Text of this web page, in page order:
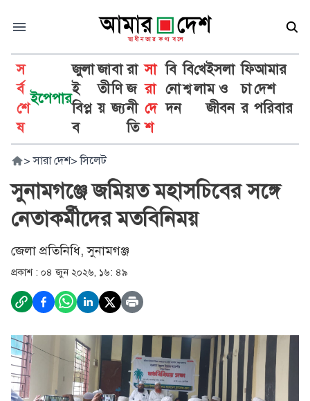
স
র্ব
শে
ষ
ইপেপার
জুলা
ই
বিপ্ল
ব
জা
তী
য়
বা
ণি
জ্য
রা
জ
নী
তি
সা
রা
দে
শ
বি
নো
দন
বি
শ্ব
খে
লা
ইসলা
ম ও
জীবন
ফি
চা
র
আমার
দেশ
পরিবার
> সারা দেশ> সিলেট
সুনামগঞ্জে জমিয়ত মহাসচিবের সঙ্গে
নেতাকর্মীদের মতবিনিময়
জেলা প্রতিনিধি, সুনামগঞ্জ
প্রকাশ : ০৪ জুন ২০২৬, ১৬: ৪৯